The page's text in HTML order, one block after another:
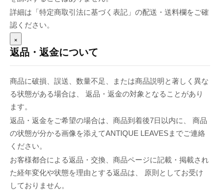
詳細は「特定商取引法に基づく表記」の配送・送料欄をご確
認ください。
×
返品・返金について
商品に破損、誤送、数量不足、または商品説明と著しく異な
る状態がある場合は、 返品・返金の対象となることがあり
ます。
返品・返金をご希望の場合は、商品到着後7日以内に、 商品
の状態が分かる画像を添えてANTIQUE LEAVESまでご連絡
ください。
お客様都合による返品・交換、商品ページに記載・掲載され
た経年変化や状態を理由とする返品は、 原則としてお受け
しておりません。